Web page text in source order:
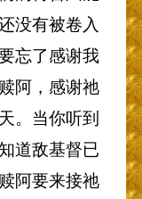
没有被卷入
忘了感谢我
阿，感谢祂
。当你听到
道敌基督已
阿要来接祂